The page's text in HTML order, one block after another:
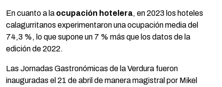
En cuanto a la ocupación hotelera, en 2023 los hoteles
calagurritanos experimentaron una ocupación media del
74,3 %, lo que supone un 7 % más que los datos de la
edición de 2022.
Las Jornadas Gastronómicas de la Verdura fueron
inauguradas el 21 de abril de manera magistral por Mikel